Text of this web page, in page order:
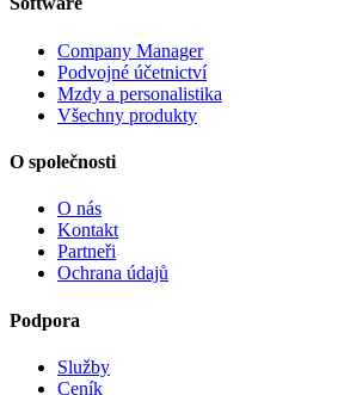
Company Manager
Podvojné účetnictví
Mzdy a personalistika
Všechny produkty
O společnosti
O nás
Kontakt
Partneři
Ochrana údajů
Podpora
Služby
Ceník